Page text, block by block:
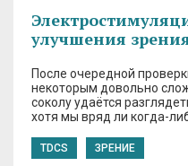
улучшения
После очередной
некоторым довольно
соколу удаётся
хотя мы вряд ли когда-
TDCS ЗРЕНИЕ